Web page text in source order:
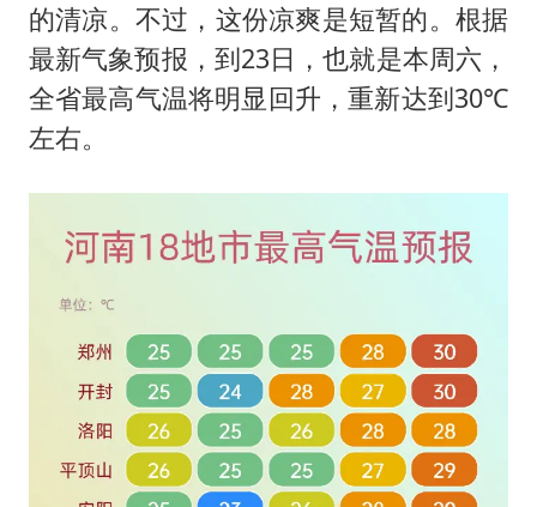
方桃子代言广告视频已下架
浙江海域将现5到8米巨浪到狂浪
白海豚在海上打了个结
的清凉。不过，这份凉爽是短暂的。根据
最新气象预报，到23日，也就是本周六，
全省最高气温将明显回升，重新达到30℃
左右。